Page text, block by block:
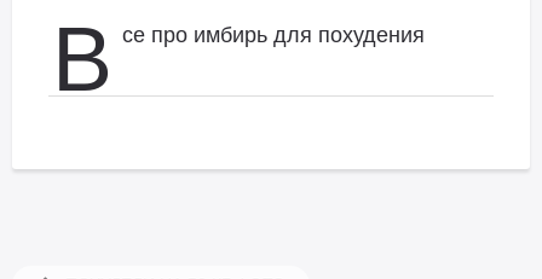
В се про имбирь для похудения